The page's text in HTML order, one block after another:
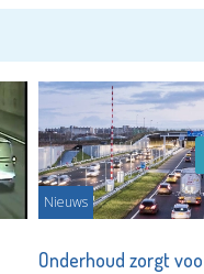
Nieuws
Onderhoud zorgt